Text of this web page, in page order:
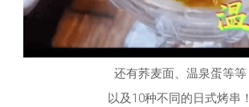
还有荞麦面、温泉蛋等等
以及 10种不同的日式烤串！